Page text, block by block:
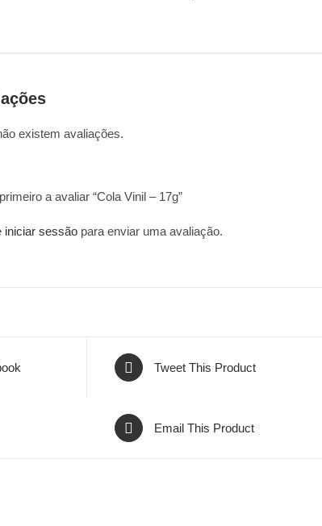
existem avaliações.
a avaliar “Cola Vinil – 17g”
iniciar sessão para enviar uma avaliação.
Tweet This Product
Email This Product